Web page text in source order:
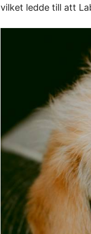
vilket ledde till att